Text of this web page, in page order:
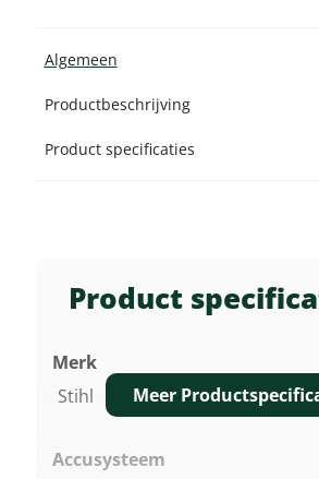
Product
Merk
Stihl
Accusysteem
Meer
Algemeen
Productbeschrijving
Product specificaties